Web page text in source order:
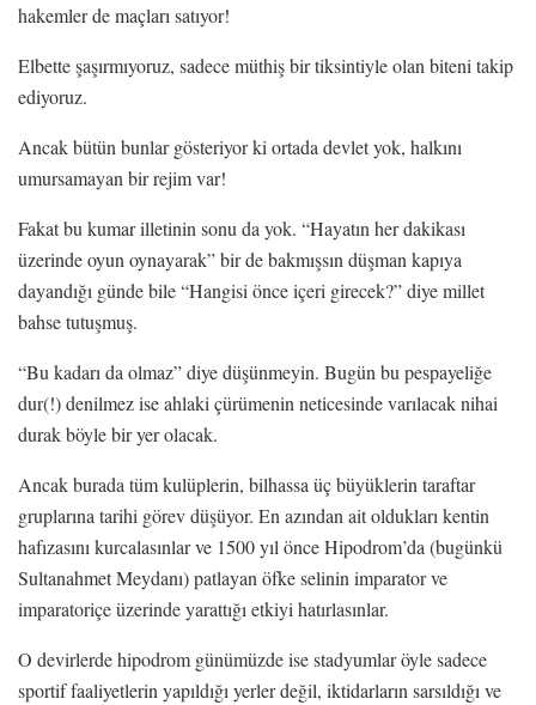
hakemler de maçları satıyor!
Elbette şaşırmıyoruz, sadece müthiş bir tiksintiyle olan biteni takip
ediyoruz.
Ancak bütün bunlar gösteriyor ki ortada devlet yok, halkını
umursamayan bir rejim var!
Fakat bu kumar illetinin sonu da yok. “Hayatın her dakikası
üzerinde oyun oynayarak” bir de bakmışsın düşman kapıya
dayandığı günde bile “Hangisi önce içeri girecek?” diye millet
bahse tutuşmuş.
“Bu kadarı da olmaz” diye düşünmeyin. Bugün bu pespayeliğe
dur(!) denilmez ise ahlaki çürümenin neticesinde varılacak nihai
durak böyle bir yer olacak.
Ancak burada tüm kulüplerin, bilhassa üç büyüklerin taraftar
gruplarına tarihi görev düşüyor. En azından ait oldukları kentin
hafızasını kurcalasınlar ve 1500 yıl önce Hipodrom’da (bugünkü
Sultanahmet Meydanı) patlayan öfke selinin imparator ve
imparatoriçe üzerinde yarattığı etkiyi hatırlasınlar.
O devirlerde hipodrom günümüzde ise stadyumlar öyle sadece
sportif faaliyetlerin yapıldığı yerler değil, iktidarların sarsıldığı ve